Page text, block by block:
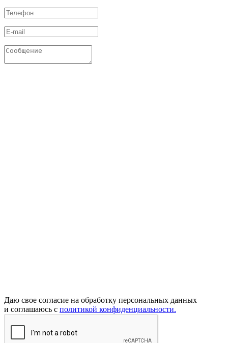
Даю свое согласие на обработку персональных данных
и соглашаюсь с политикой конфиденциальности.